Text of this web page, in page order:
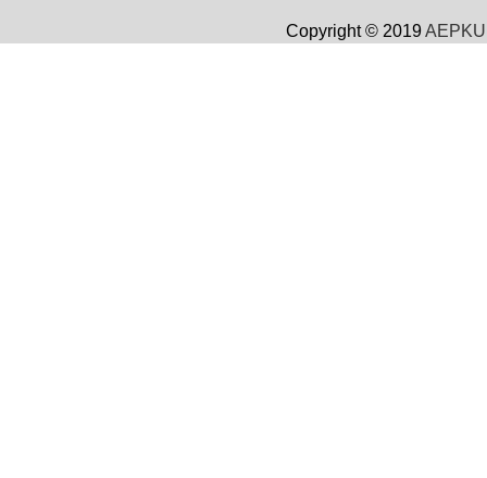
Copyright © 2019